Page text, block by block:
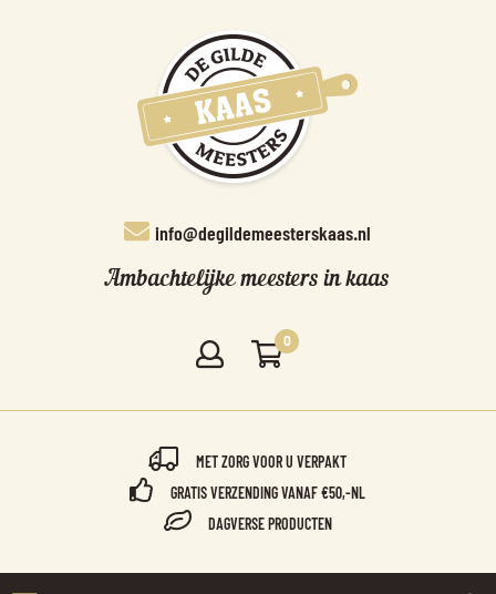
info@degildemeesterskaas.nl
Ambachtelijke meesters in kaas
0
MET ZORG VOOR U VERPAKT
GRATIS VERZENDING VANAF €50,-NL
DAGVERSE PRODUCTEN